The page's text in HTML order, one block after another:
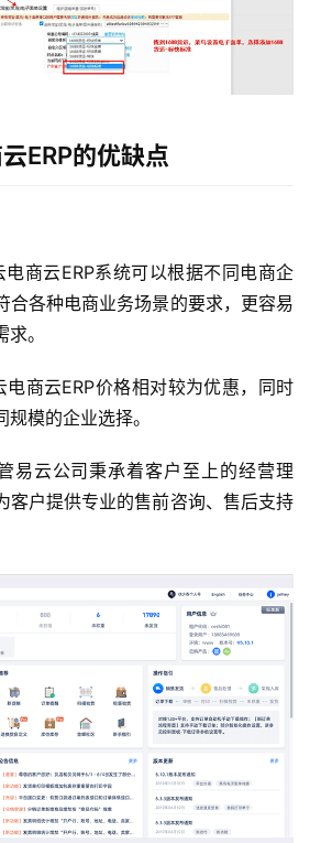
ERP的优缺点
电商云ERP系统可以根据不同电商企
合各种电商业务场景的要求，更容易
。
电商云ERP价格相对较为优惠，同时
模的企业选择。
易云公司秉承着客户至上的经营理
客户提供专业的售前咨询、售后支持